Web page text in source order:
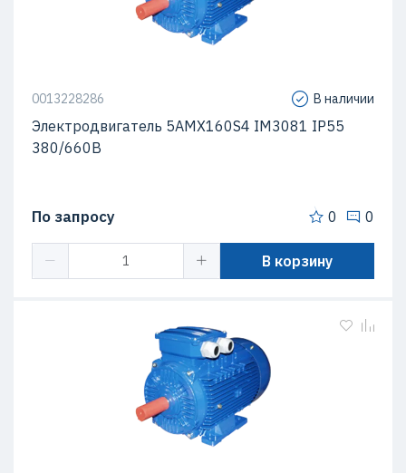
0013228286 В наличии
Электродвигатель 5АМХ160S4 IM3081 IP55
380/660В
По запросу 0 0
В корзину